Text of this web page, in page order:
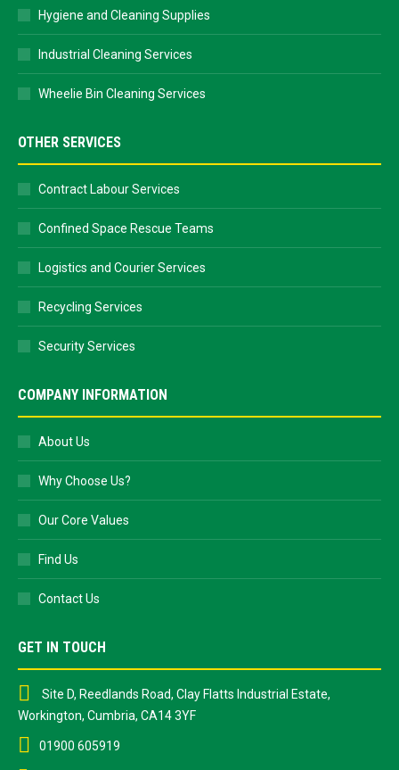
Hygiene and Cleaning Supplies
Industrial Cleaning Services
Wheelie Bin Cleaning Services
OTHER SERVICES
Contract Labour Services
Confined Space Rescue Teams
Logistics and Courier Services
Recycling Services
Security Services
COMPANY INFORMATION
About Us
Why Choose Us?
Our Core Values
Find Us
Contact Us
GET IN TOUCH
Site D, Reedlands Road, Clay Flatts Industrial Estate,
Workington, Cumbria, CA14 3YF
01900 605919